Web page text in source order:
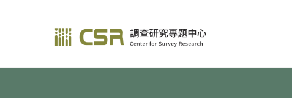
調查研究—方法與應用期刊